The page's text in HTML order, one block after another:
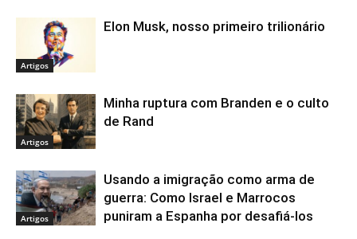
Artigos
Elon Musk, nosso primeiro trilionário
Artigos
Minha ruptura com Branden e o culto
de Rand
Artigos
Usando a imigração como arma de
guerra: Como Israel e Marrocos
puniram a Espanha por desafiá-los